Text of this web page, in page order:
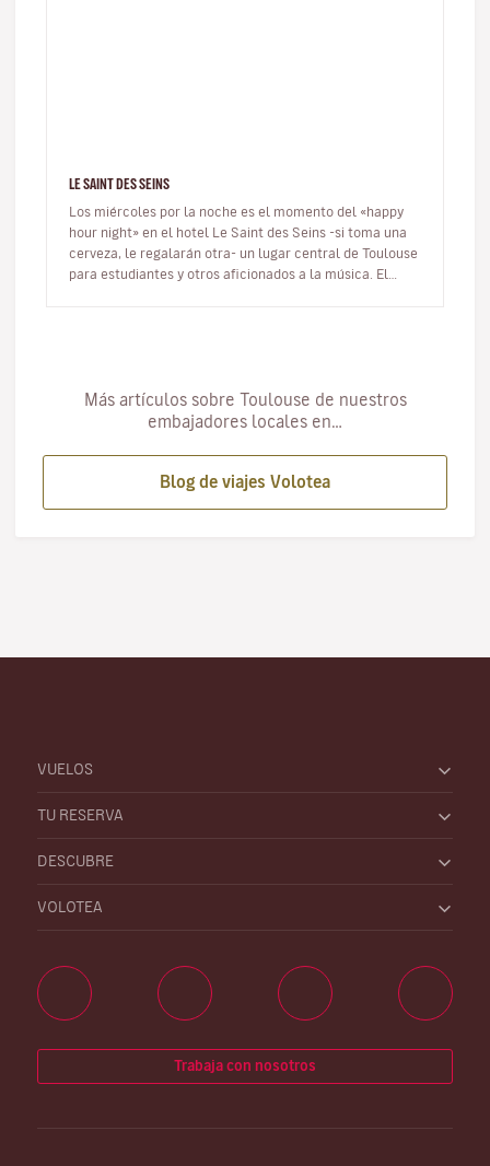
LE SAINT DES SEINS
Los miércoles por la noche es el momento del «happy
hour night» en el hotel Le Saint des Seins -si toma una
cerveza, le regalarán otra- un lugar central de Toulouse
para estudiantes y otros aficionados a la música. El
Más artículos sobre Toulouse de nuestros
embajadores locales en…
Blog de viajes Volotea
VUELOS
TU RESERVA
DESCUBRE
VOLOTEA
Trabaja con nosotros